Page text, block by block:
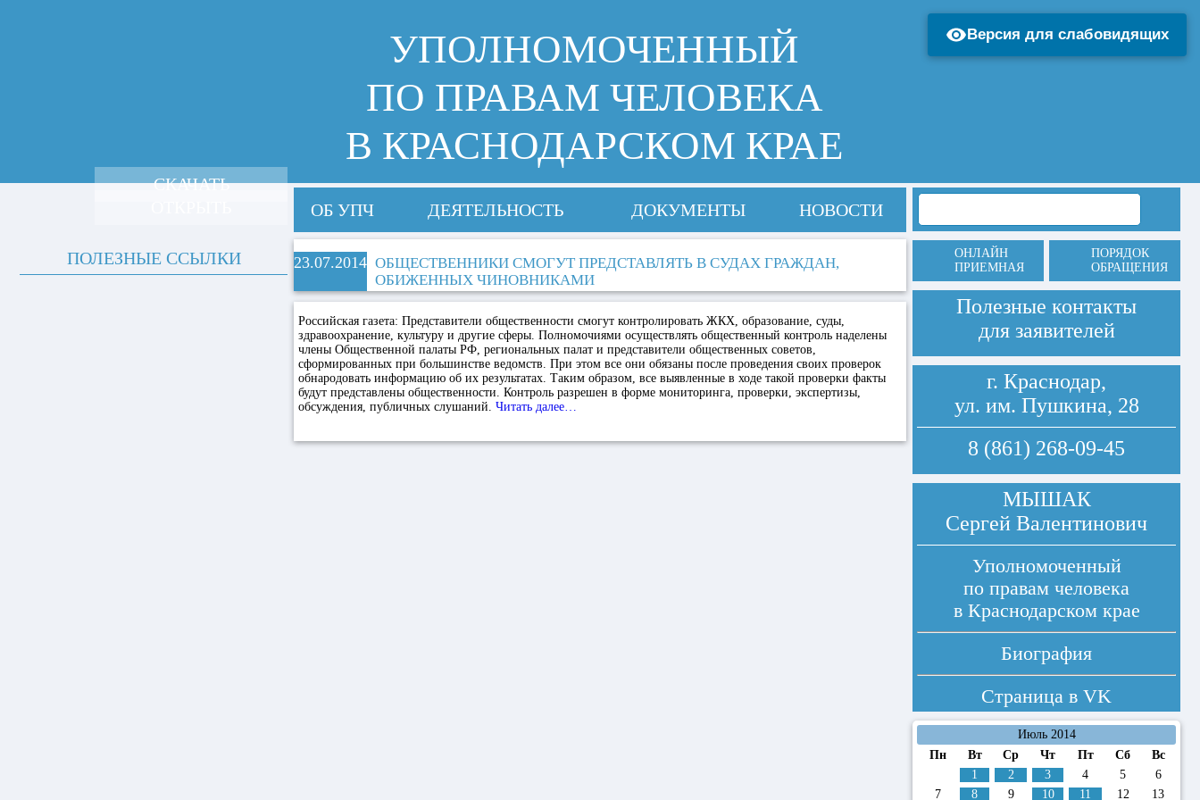
УПОЛНОМОЧЕННЫЙ
ПО ПРАВАМ ЧЕЛОВЕКА
В КРАСНОДАРСКОМ КРАЕ
ОБ УПЧ ДЕЯТЕЛЬНОСТЬ ДОКУМЕНТЫ НОВОСТИ
23.07.2014 ОБЩЕСТВЕННИКИ СМОГУТ ПРЕДСТАВЛЯТЬ В СУДАХ ГРАЖДАН,
ОБИЖЕННЫХ ЧИНОВНИКАМИ
Российская газета: Представители общественности смогут контролировать ЖКХ, образование, суды,
здравоохранение, культуру и другие сферы. Полномочиями осуществлять общественный контроль наделены
члены Общественной палаты РФ, региональных палат и представители общественных советов,
сформированных при большинстве ведомств. При этом все они обязаны после проведения своих проверок
обнародовать информацию об их результатах. Таким образом, все выявленные в ходе такой проверки факты
будут представлены общественности. Контроль разрешен в форме мониторинга, проверки, экспертизы,
обсуждения, публичных слушаний. Читать далее…
СКАЧАТЬ
ПОЛЕЗНЫЕ ССЫЛКИ
ОНЛАЙН
ПРИЕМНАЯ
ПОРЯДОК
ОБРАЩЕНИЯ
Полезные контакты
для заявителей
г. Краснодар,
ул. им. Пушкина, 28
8 (861) 268-09-45
МЫШАК
Сергей Валентинович
Уполномоченный
по правам человека
в Краснодарском крае
Биография
Страница в VK
Июль 2014
Пн
Вт Ср Чт Пт Сб
Вс
1
2 3 4 5
6
7
8 9 10 11 12 13
Версия для слабовидящих